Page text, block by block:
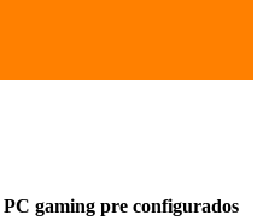
PC gaming pre configurados